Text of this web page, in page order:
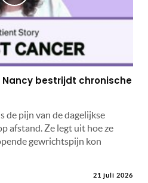
Nancy bestrijdt chronische
de pijn van de dagelijkse
afstand. Ze legt uit hoe ze
gewrichtspijn kon
21 juli 2026